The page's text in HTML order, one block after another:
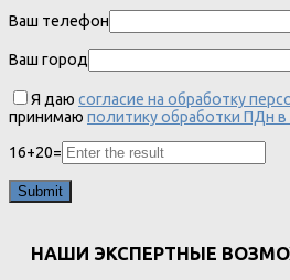
Ваш телефон
Ваш город
Я даю согласие на обработку
принимаю политику обработки ПДн
16+20=
НАШИ ЭКСПЕРТНЫЕ